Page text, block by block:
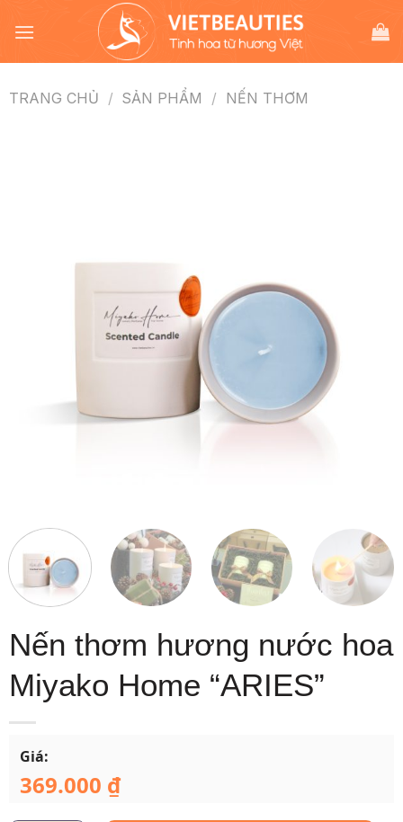
đến
TRANG CHỦ / SẢN PHẨM / NẾN THƠM
Nến thơm hương nước hoa
Miyako Home “ARIES”
Giá:
369.000 ₫